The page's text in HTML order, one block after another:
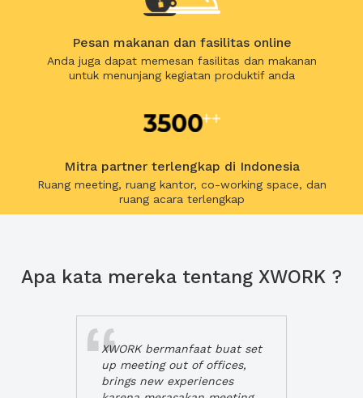
Pesan makanan dan fasilitas online
Anda juga dapat memesan fasilitas dan makanan
untuk menunjang kegiatan produktif anda
Mitra partner terlengkap di Indonesia
Ruang meeting, ruang kantor, co-working space, dan
ruang acara terlengkap
Apa kata mereka tentang XWORK ?
XWORK bermanfaat buat set
up meeting out of offices,
brings new experiences